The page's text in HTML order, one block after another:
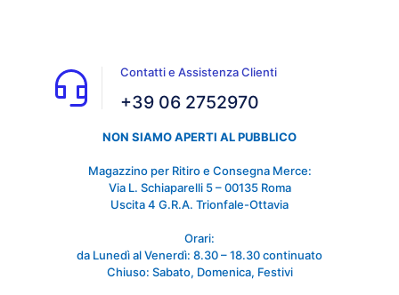
Contatti e Assistenza Clienti
+39 06 2752970
NON SIAMO APERTI AL PUBBLICO
Magazzino per Ritiro e Consegna Merce:
Via L. Schiaparelli 5 – 00135 Roma
Uscita 4 G.R.A. Trionfale-Ottavia
Orari:
da Lunedì al Venerdì: 8.30 – 18.30 continuato
Chiuso: Sabato, Domenica, Festivi